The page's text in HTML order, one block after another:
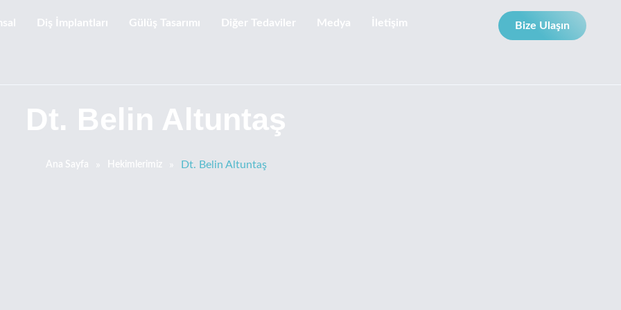
Diş İmplantları Gülüş Tasarımı Diğer Tedaviler Medya İletişim Bize Ulaşın
Dt. Belin Altuntaş
Ana Sayfa » Hekimlerimiz » Dt. Belin Altuntaş